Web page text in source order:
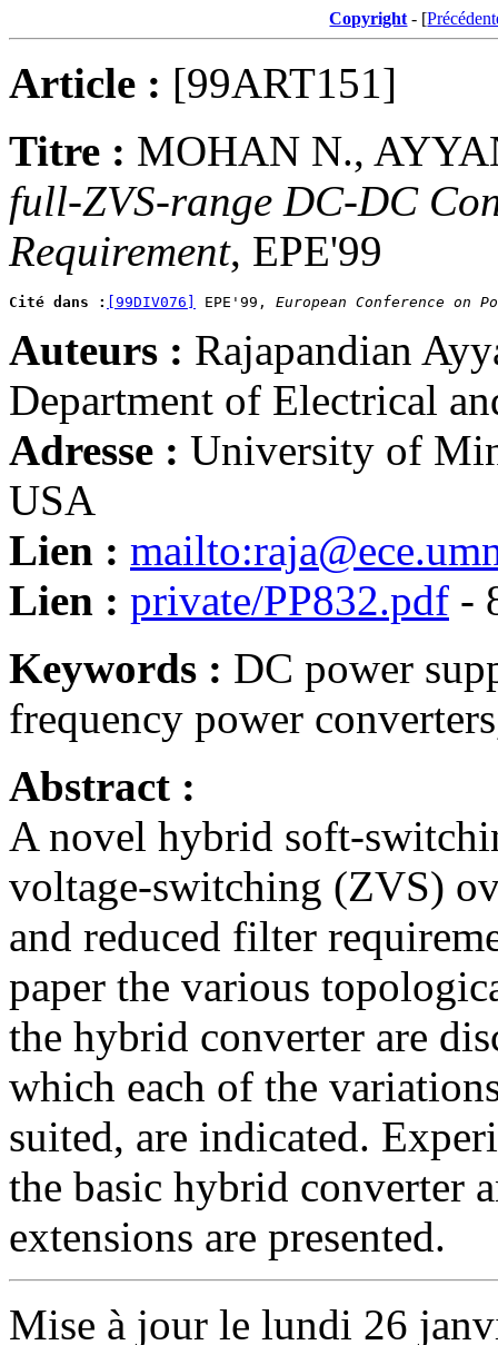
Copyright - [
Article : [99ART151]
Titre : MOHAN N.,
full-ZVS-range DC-DC
Requirement, EPE'99
Cité dans : [99DIV076] EPE'99, European Conference on
Auteurs : Rajapandian
Department of Electrical
Adresse : University of
USA
Lien :
Lien : private/PP832.pdf -
Keywords : DC power
frequency power
Abstract :
A novel hybrid soft-
voltage-switching (ZVS)
and reduced filter
paper the various
the hybrid converter are
which each of the
suited, are indicated.
the basic hybrid converter
extensions are presented.
Mise à jour le lundi 26